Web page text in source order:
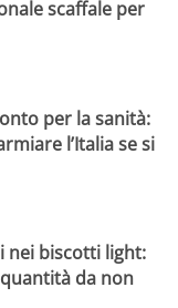
scaffale per
per la sanità:
l’Italia se si
nei biscotti light:
da non